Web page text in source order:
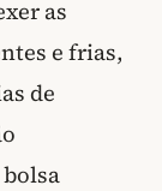
as
e frias,
de